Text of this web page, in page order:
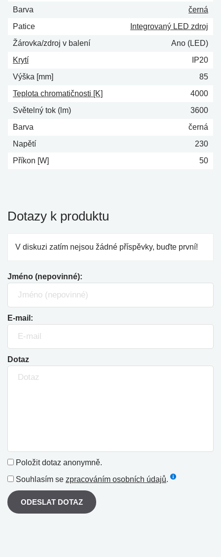
Barva
černá
Patice
Integrovaný LED zdroj
Žárovka/zdroj v balení
Ano (LED)
Krytí
IP20
Výška [mm]
85
Teplota chromatičnosti [K]
4000
Světelný tok (lm)
3600
Barva
černá
Napětí
230
Příkon [W]
50
Dotazy k produktu
V diskuzi zatím nejsou žádné příspěvky, buďte první!
Jméno (nepovinné):
E-mail:
Dotaz
Položit dotaz anonymně.
Souhlasím se zpracováním osobních údajů.
ODESLAT DOTAZ